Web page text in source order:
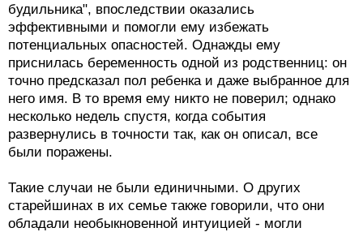
будильника", впоследствии оказались
эффективными и помогли ему избежать
потенциальных опасностей. Однажды ему
приснилась беременность одной из родственниц: он
точно предсказал пол ребенка и даже выбранное для
него имя. В то время ему никто не поверил; однако
несколько недель спустя, когда события
развернулись в точности так, как он описал, все
были поражены.
Такие случаи не были единичными. О других
старейшинах в их семье также говорили, что они
обладали необыкновенной интуицией - могли